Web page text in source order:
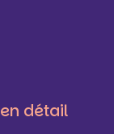
détail